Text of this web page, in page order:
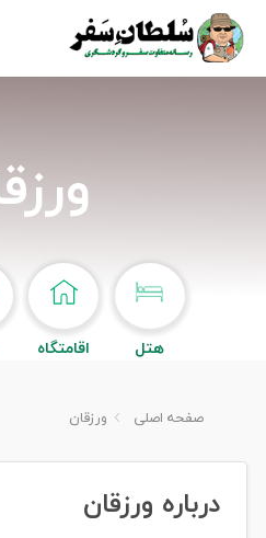
هتل اقامتگاه
صفحه اصلی ورزقان
درباره ورزقان